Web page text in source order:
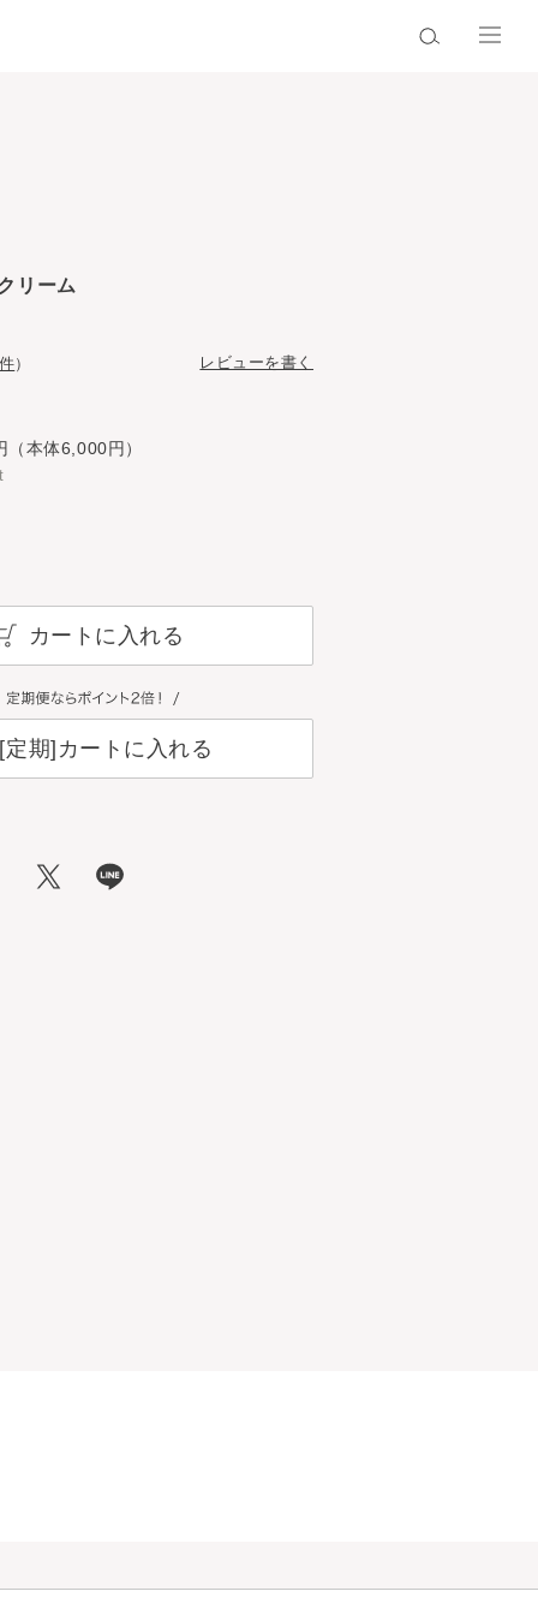
リーム
） レビューを書く
本体6,000円）
カートに入れる
[定期]カートに入れる